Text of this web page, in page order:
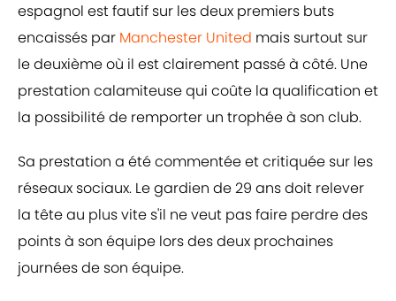
espagnol est fautif sur les deux premiers buts
encaissés par Manchester United mais surtout sur
le deuxième où il est clairement passé à côté. Une
prestation calamiteuse qui coûte la qualification et
la possibilité de remporter un trophée à son club.
Sa prestation a été commentée et critiquée sur les
réseaux sociaux. Le gardien de 29 ans doit relever
la tête au plus vite s'il ne veut pas faire perdre des
points à son équipe lors des deux prochaines
journées de son équipe.